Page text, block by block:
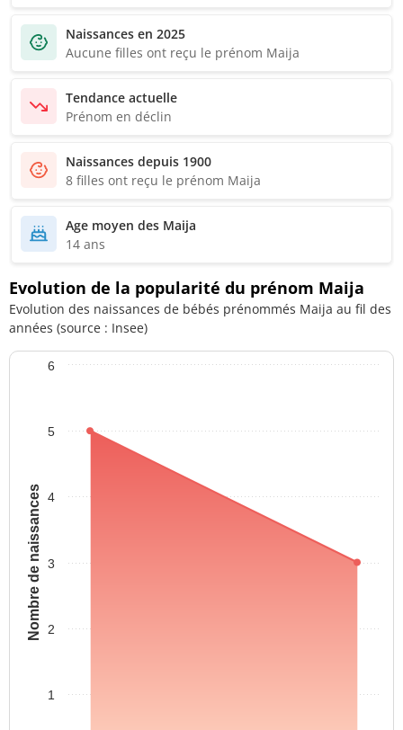
Naissances en 2025
Aucune filles ont reçu le prénom Maija
Tendance actuelle
Prénom en déclin
Naissances depuis 1900
8 filles ont reçu le prénom Maija
Age moyen des Maija
14 ans
Evolution de la popularité du prénom Maija
Evolution des naissances de bébés prénommés Maija au fil des
années (source : Insee)
Nombre de naissances
1
2
3
4
5
6